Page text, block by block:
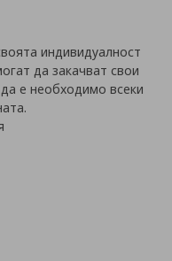
индивидуалност
да закачват свои
е необходимо всеки